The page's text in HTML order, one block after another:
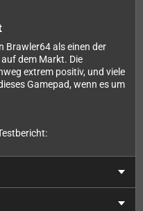
Brawler64 als einen der
dem Markt. Die
extrem positiv, und viele
Gamepad, wenn es um